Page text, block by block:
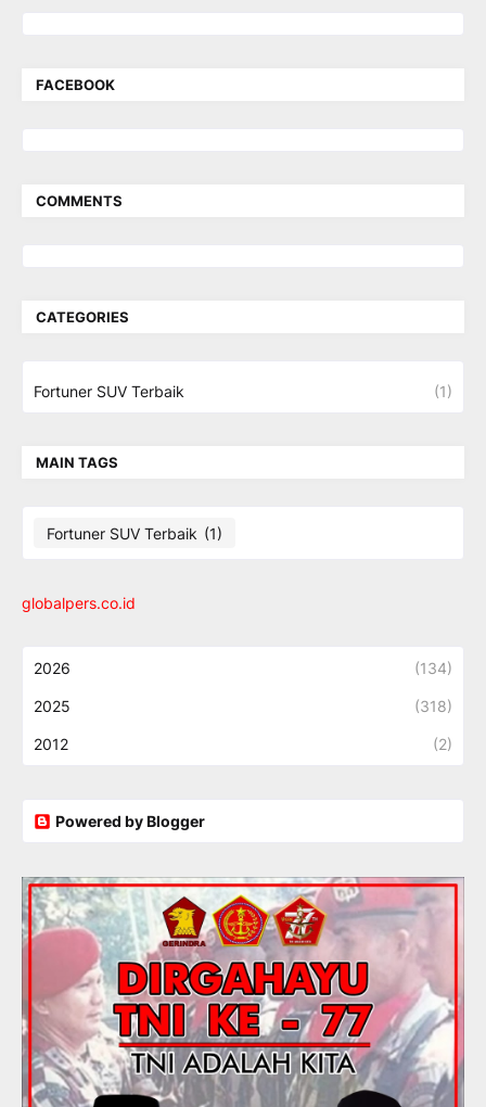
FACEBOOK
COMMENTS
CATEGORIES
Fortuner SUV Terbaik (1)
MAIN TAGS
Fortuner SUV Terbaik (1)
globalpers.co.id
2026 (134)
2025 (318)
2012 (2)
Powered by Blogger